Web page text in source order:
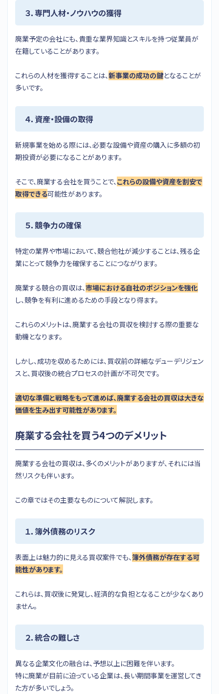
３．専門人材・ノウハウの獲得
廃業予定の会社にも、貴重な業界知識とスキルを持つ従業員が
在籍していることがあります。
これらの人材を獲得することは、新事業の成功の鍵となることが
多いです。
４．資産・設備の取得
新規事業を始める際には、必要な設備や資産の購入に多額の初
期投資が必要になることがあります。
そこで、廃業する会社を買うことで、 これらの設備や資産を割安で
取得できる可能性があります。
５．競争力の確保
特定の業界や市場において、競合他社が減少することは、残る企
業にとって競争力を確保することにつながります。
廃業する競合の買収は、市場における自社のポジションを強化
し、競争を有利に進めるための手段となり得ます。
これらのメリットは、廃業する会社の買収を検討する際の重要な
動機となります。
しかし、成功を収めるためには、買収前の詳細なデューデリジェン
スと、買収後の統合プロセスの計画が不可欠です。
適切な準備と戦略をもって進めば、廃業する会社の買収は大きな
価値を生み出す可能性があります。
廃業する会社を買う4つのデメリット
廃業する会社の買収は、多くのメリットがありますが、それには当
然リスクも伴います。
この章ではその主要なものについて解説します。
１．簿外債務のリスク
表面上は魅力的に見える買収案件でも、 簿外債務が存在する可
能性があります。
これらは、買収後に発覚し、経済的な負担となることが少なくあり
ません。
２．統合の難しさ
異なる企業文化の融合は、予想以上に困難を伴います。
特に廃業が目前に迫っている企業は、長い期間事業を運営してき
た方が多いでしょう。